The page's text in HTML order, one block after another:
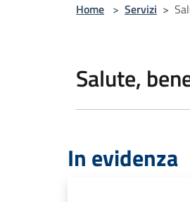
Home > Servizi >
Salute,
In evidenza